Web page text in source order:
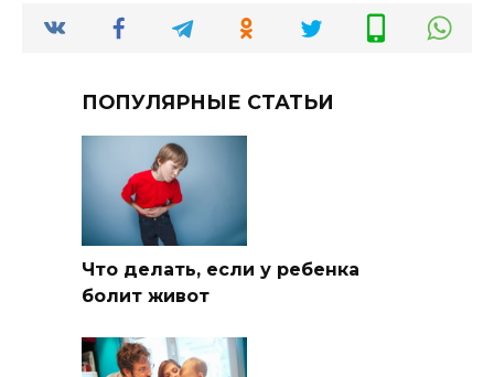
ПОПУЛЯРНЫЕ СТАТЬИ
Что делать, если у ребенка
болит живот